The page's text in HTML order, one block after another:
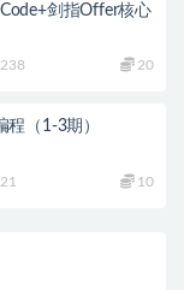
剑指Offer核心
238 20
程（1-3期）
21 10